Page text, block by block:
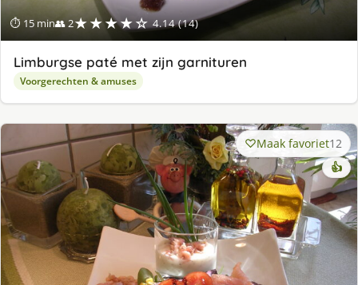
⏱ 15 min👥 2★★★★☆ 4.14 (14)
Limburgse paté met zijn garnituren
Voorgerechten & amuses
Maak favoriet12
👍